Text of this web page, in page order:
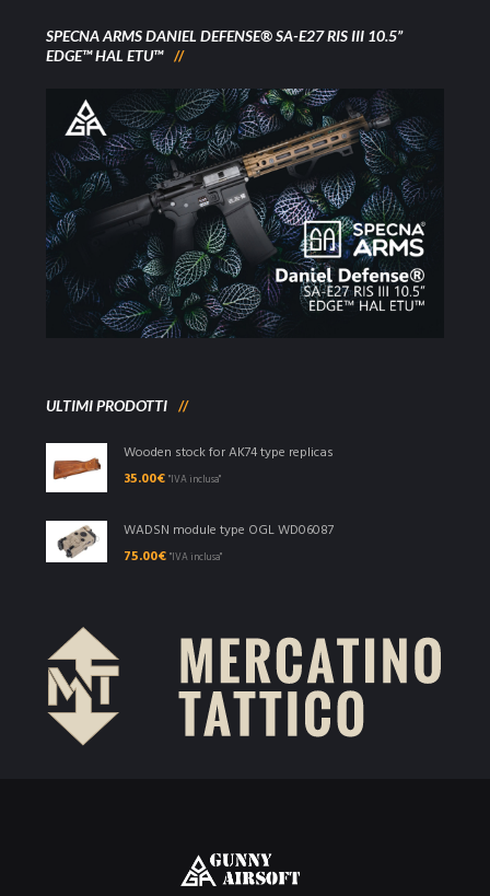
SPECNA ARMS DANIEL DEFENSE® SA-E27 RIS III 10.5”
EDGE™ HAL ETU™
ULTIMI PRODOTTI
Wooden stock for AK74 type replicas
35.00€ "IVA inclusa"
WADSN module type OGL WD06087
75.00€ "IVA inclusa"